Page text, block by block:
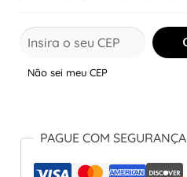
Não sei meu CEP
PAGUE COM SEGURANÇA